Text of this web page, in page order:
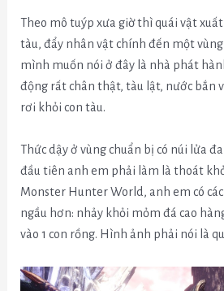
Theo mô tuýp xưa giờ thì quái vật
tàu, đẩy nhân vật chính đến một
mình muốn nói ở đây là nhà phát
động rất chân thật, tàu lật, nước bắn
rơi khỏi con tàu.
Thức dậy ở vùng chuẩn bị có núi lửa
đầu tiên anh em phải làm là thoát
Monster Hunter World, anh em có
ngầu hơn: nhảy khỏi mỏm đá cao
vào 1 con rồng. Hình ảnh phải nói là